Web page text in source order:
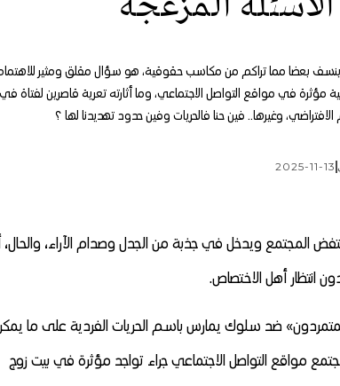
بعضا مما تراكم من مكاسب حقوقية، هو سؤال مقلق ومثير
في مواقع التواصل الاجتماعي، وما أثارته تعرية قاصرين لفتاة في
وغيرها.. فين حنا فالحريات وفين حدود تهديدنا لها ؟
2025-11-13
المجتمع ويدخل في جذبة من الجدل وصدام الآراء، والحال،
انتظار أهل الاختصاص.
ضد سلوك يمارس باسم الحريات الفردية على ما
مواقع التواصل الاجتماعي جراء تواجد مؤثرة في بيت زوج